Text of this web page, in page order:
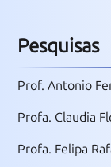
Pesquisas
Prof. Antonio
Profa. Claudia
Profa. Felipa